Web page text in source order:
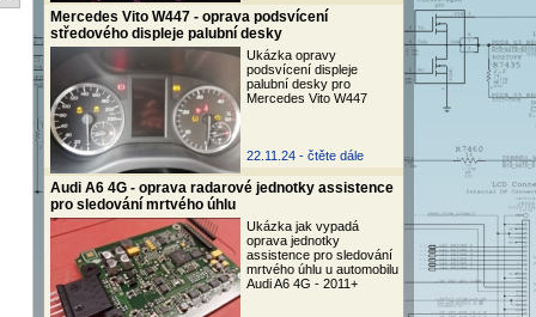
Mercedes Vito W447 - oprava podsvícení
středového displeje palubní desky
Ukázka opravy
podsvícení displeje
palubní desky pro
Mercedes Vito W447
22.11.24 - čtěte dále
Audi A6 4G - oprava radarové jednotky assistence
pro sledování mrtvého úhlu
Ukázka jak vypadá
oprava jednotky
assistence pro sledování
mrtvého úhlu u automobilu
Audi A6 4G - 2011+